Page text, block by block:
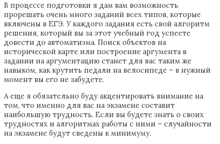
В процессе подготовки я дам вам возможность
прорешать очень много заданий всех типов, которые
включены в ЕГЭ. У каждого задания есть свой алгоритм
решения, который вы за этот учебный год успеете
довести до автоматизма. Поиск объектов на
исторической карте или построение аргумента в
задании на аргументацию станет для вас таким же
навыком, как крутить педали на велосипеде – в нужный
момент вы его не забудете.
А еще я обязательно буду акцентировать внимание на
том, что именно для вас на экзамене составит
наибольшую трудность. Если вы будете знать о своих
трудностях и алгоритмах работы с ними – случайности
на экзамене будут сведены к минимуму.